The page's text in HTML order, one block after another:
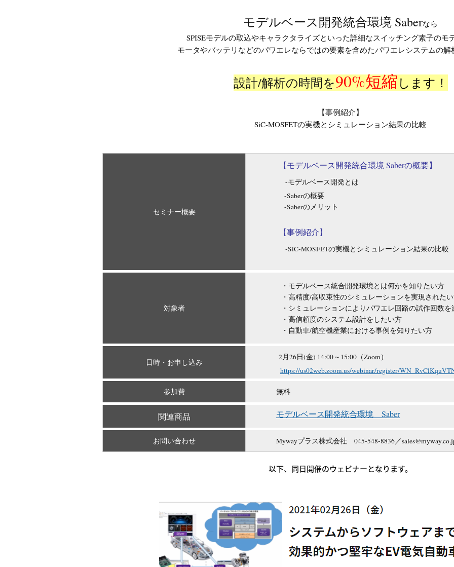
モデルベース開発統合環境 Saberなら
SPISEモデルの取込やキャラクタライズといった詳細なスイッチング素子のモ
モータやバッテリなどのパワエレならではの要素を含めたパワエレシステムの解
設計/解析の時間を90%短縮します ！
【事例紹介】
SiC-MOSFETの実機とシミュレーション結果の比較
セミナー概要
【モデルベース開発統合環境 Saberの概要】
-モデルベース開発とは
-Saberの概要
-Saberのメリット
【事例紹介】
‐SiC-MOSFETの実機とシミュレーション結果の比較
対象者
・モデルベース統合開発環境とは何かを知りたい方
・高精度/高収束性のシミュレーションを実現された
・シミュレーションによりパワエレ回路の試作回数
・高信頼度のシステム設計をしたい方
・自動車/航空機産業における事例を知りたい方
日時・お申し込み
2月26日(金) 14:00～15:00（Zoom）
https://us02web.zoom.us/webinar/register/
参加費 無料
関連商品 モデルベース開発統合環境 Saber
お問い合わせ Mywayプラス株式会社 045‐548‐8836／
以下、同日開催のウェビナーとなります。